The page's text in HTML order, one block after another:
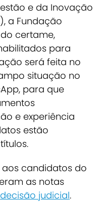
e da Inovação
a Fundação
certame,
para
será feita no
situação no
para que
e experiência
estão
candidatos do
as notas
decisão judicial.